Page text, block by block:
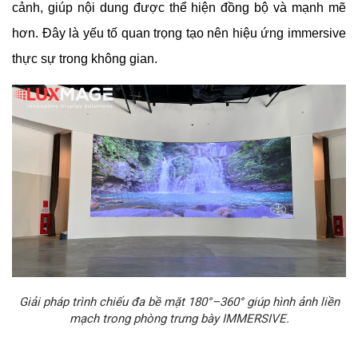
cảnh, giúp nội dung được thể hiện đồng bộ và mạnh mẽ
hơn. Đây là yếu tố quan trọng tạo nên hiệu ứng immersive
thực sự trong không gian.
Giải pháp trình chiếu đa bề mặt 180°–360° giúp hình ảnh liền
mạch trong phòng trưng bày IMMERSIVE.